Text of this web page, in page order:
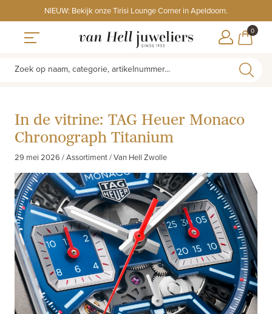
to
content
NIEUW: Bekijk onze Tirisi Lounge Corner in Apeldoorn.
0
Zoek op naam, categorie, artikelnummer...
In de vitrine: TAG Heuer Monaco
Chronograph Titanium
29 mei 2026 / Assortiment / Van Hell Zwolle